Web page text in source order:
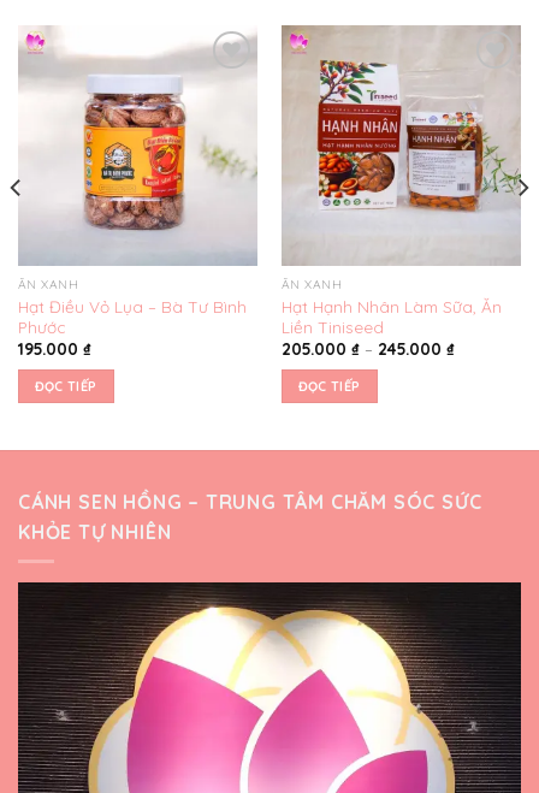
ĂN XANH
Hạt Điều Vỏ Lụa – Bà Tư Bình
Phước
195.000 ₫
ĐỌC TIẾP
thích
ĂN XANH
Hạt Hạnh Nhân Làm Sữa, Ăn
Liền Tiniseed
205.000 ₫– 245.000 ₫
ĐỌC TIẾP
CÁNH SEN HỒNG – TRUNG TÂM CHĂM SÓC SỨC
KHỎE TỰ NHIÊN